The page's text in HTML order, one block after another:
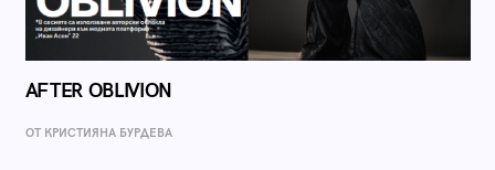
AFTER OBLIVION
ОТ КРИСТИЯНА БУРДЕВА